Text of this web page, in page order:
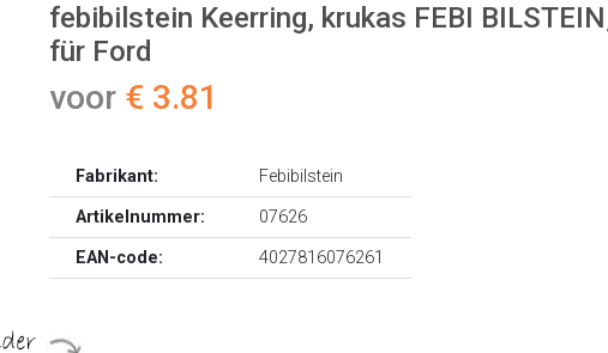
febibilstein Keerring, krukas FEBI
für Ford
voor € 3.81
Fabrikant:
Febibilstein
Artikelnummer:
07626
EAN-code:
4027816076261